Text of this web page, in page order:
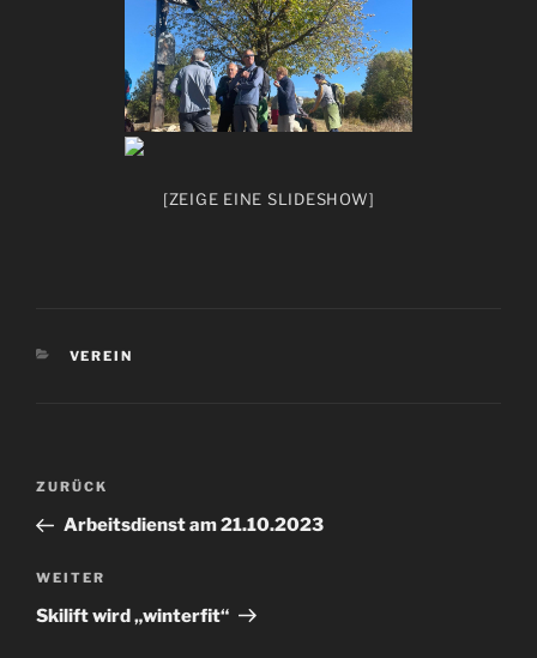
[ZEIGE EINE SLIDESHOW]
KATEGORIEN
VEREIN
Beitragsnavigation
Vorheriger
Beitrag
ZURÜCK
Arbeitsdienst am 21.10.2023
Nächster
Beitrag
WEITER
Skilift wird „winterfit“